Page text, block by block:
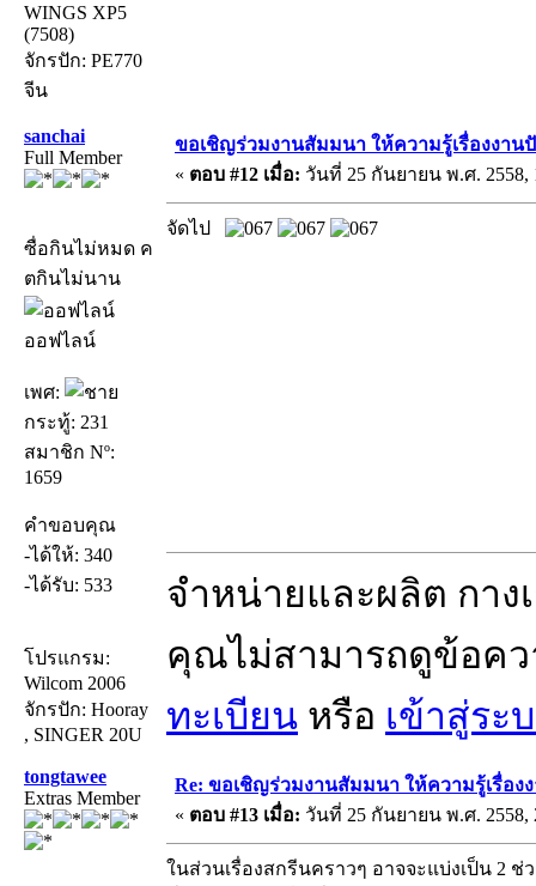
WINGS XP5
(7508)
จักรปัก: PE770
จีน
sanchai
Full Member
ซื่อกินไม่หมด ค
ตกินไม่นาน
ออฟไลน์
เพศ:
กระทู้: 231
สมาชิก Nº:
1659
คำขอบคุณ
-ได้ให้: 340
-ได้รับ: 533
โปรแกรม:
Wilcom 2006
จักรปัก: Hooray
, SINGER 20U
ขอเชิญร่วมงานสัมมนา ให้ความรู้เรื่องงาน
« ตอบ #12 เมื่อ: วันที่ 25 กันยายน พ.ศ. 2558,
จัดไป
จำหน่ายและผลิต กาง
คุณไม่สามารถดูข้อค
ทะเบียน หรือ เข้าสู่ระ
tongtawee
Extras Member
Re: ขอเชิญร่วมงานสัมมนา ให้ความรู้เรื่อง
« ตอบ #13 เมื่อ: วันที่ 25 กันยายน พ.ศ. 2558,
ในส่วนเรื่องสกรีนคราวๆ อาจจะแบ่งเป็น 2 ช่